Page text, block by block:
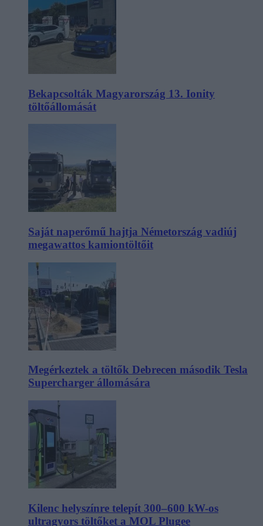
Bekapcsolták Magyarország 13. Ionity
töltőállomását
Saját naperőmű hajtja Németország vadiúj
megawattos kamiontöltőit
Megérkeztek a töltők Debrecen második Tesla
Supercharger állomására
Kilenc helyszínre telepít 300–600 kW-os
ultragyors töltőket a MOL Plugee